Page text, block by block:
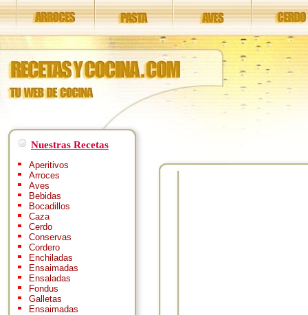
Nuestras Recetas
Aperitivos
Arroces
Aves
Bebidas
Bocadillos
Caza
Cerdo
Conservas
Cordero
Enchiladas
Ensaimadas
Ensaladas
Fondus
Galletas
Ensaimadas